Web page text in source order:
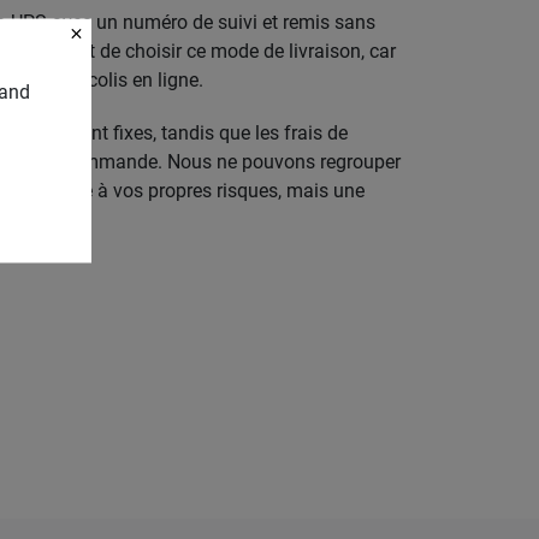
avec un numéro de suivi et remis sans
avant de choisir ce mode de livraison, car
votre colis en ligne.
sont fixes, tandis que les frais de
commande. Nous ne pouvons regrouper
expédié à vos propres risques, mais une